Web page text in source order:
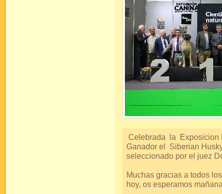
Celebrada la Exposicion
Ganador el Siberian
seleccionado por el juez
Muchas gracias a todos
hoy, os esperamos